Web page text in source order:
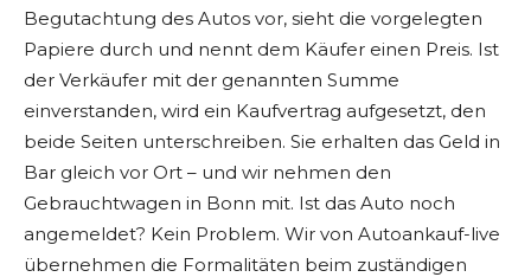
Begutachtung des Autos vor, sieht die vorgelegten
Papiere durch und nennt dem Käufer einen Preis. Ist
der Verkäufer mit der genannten Summe
einverstanden, wird ein Kaufvertrag aufgesetzt, den
beide Seiten unterschreiben. Sie erhalten das Geld in
Bar gleich vor Ort – und wir nehmen den
Gebrauchtwagen in Bonn mit. Ist das Auto noch
angemeldet? Kein Problem. Wir von Autoankauf-live
übernehmen die Formalitäten beim zuständigen